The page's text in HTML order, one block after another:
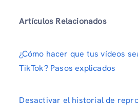
Artículos Relacionados
¿Cómo hacer que tus vídeos
TikTok? Pasos explicados
Desactivar el historial de